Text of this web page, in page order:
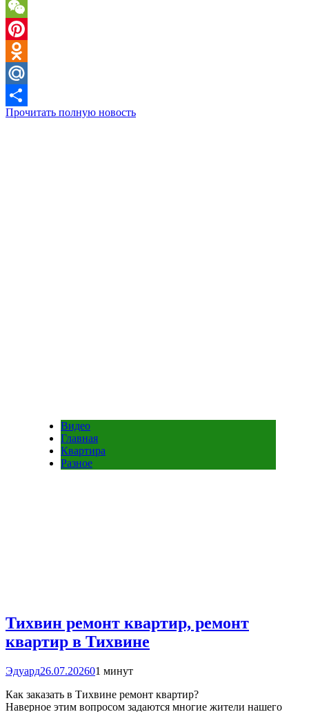
Viber
WeChat
Pinterest
Odnoklassniki
Mail.Ru
Отправить
Прочитать полную новость
Видео
Главная
Квартира
Разное
Тихвин ремонт квартир, ремонт
квартир в Тихвине
Эдуард26.07.202601 минут
Как заказать в Тихвине ремонт квартир?
Наверное этим вопросом задаются многие жители нашего